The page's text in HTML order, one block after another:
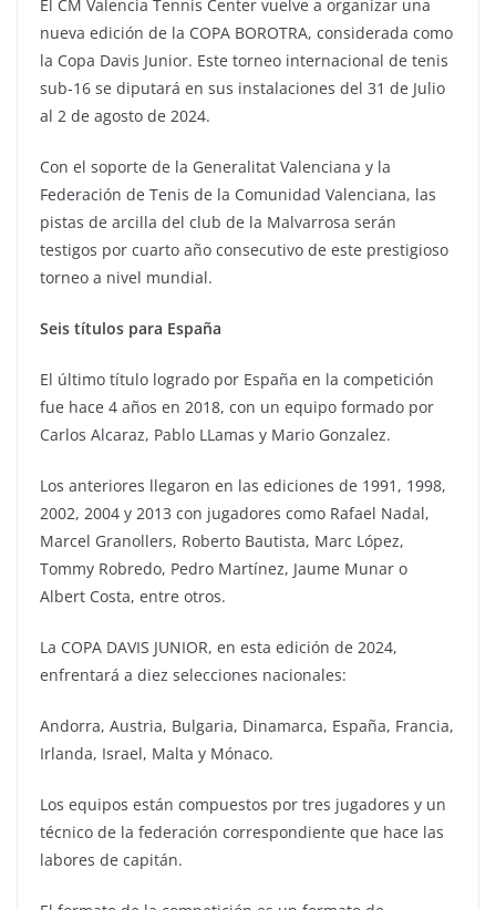
El CM Valencia Tennis Center vuelve a organizar una
nueva edición de la COPA BOROTRA, considerada como
la Copa Davis Junior. Este torneo internacional de tenis
sub-16 se diputará en sus instalaciones del 31 de Julio
al 2 de agosto de 2024.
Con el soporte de la Generalitat Valenciana y la
Federación de Tenis de la Comunidad Valenciana, las
pistas de arcilla del club de la Malvarrosa serán
testigos por cuarto año consecutivo de este prestigioso
torneo a nivel mundial.
Seis títulos para España
El último título logrado por España en la competición
fue hace 4 años en 2018, con un equipo formado por
Carlos Alcaraz, Pablo LLamas y Mario Gonzalez.
Los anteriores llegaron en las ediciones de 1991, 1998,
2002, 2004 y 2013 con jugadores como Rafael Nadal,
Marcel Granollers, Roberto Bautista, Marc López,
Tommy Robredo, Pedro Martínez, Jaume Munar o
Albert Costa, entre otros.
La COPA DAVIS JUNIOR, en esta edición de 2024,
enfrentará a diez selecciones nacionales:
Andorra, Austria, Bulgaria, Dinamarca, España, Francia,
Irlanda, Israel, Malta y Mónaco.
Los equipos están compuestos por tres jugadores y un
técnico de la federación correspondiente que hace las
labores de capitán.